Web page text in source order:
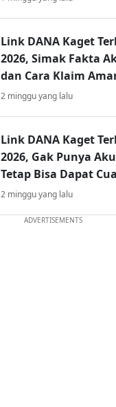
Link DANA Kaget
2026, Simak Fakta
dan Cara Klaim
2 minggu yang lalu
Link DANA Kaget
2026, Gak Punya
Tetap Bisa Dapat
2 minggu yang lalu
ADVERTISEMENTS